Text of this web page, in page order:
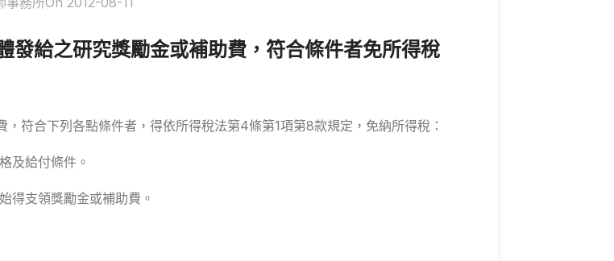
發給之研究獎勵金或補助費，符合條件者免所得稅
符合下列各點條件者，得依所得稅法第4條第1項第8款規定，免納所得稅：
及給付條件。
得支領獎勵金或補助費。